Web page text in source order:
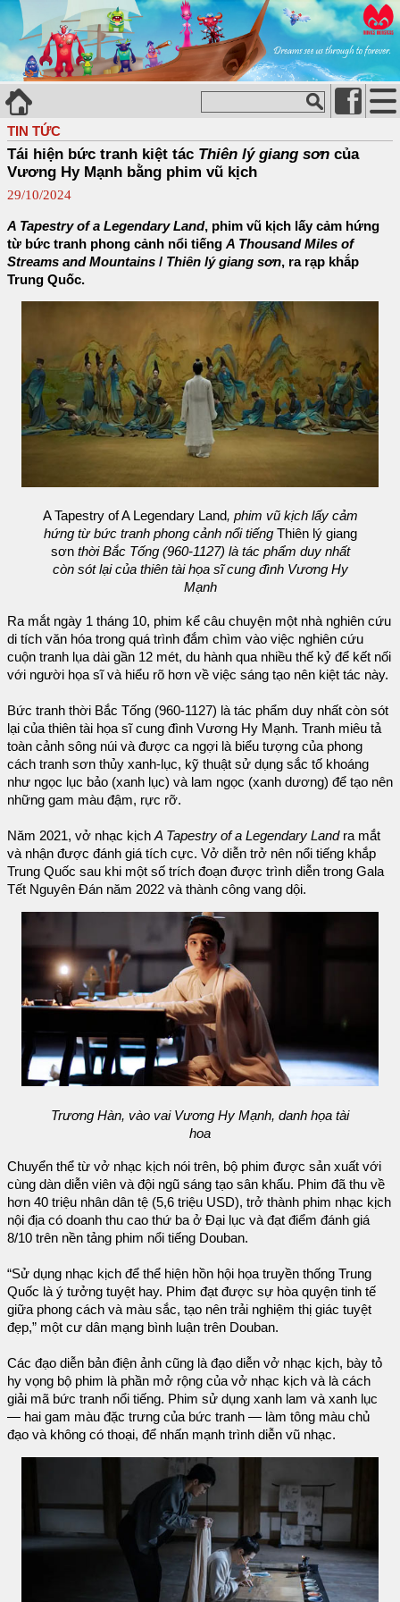
TIN TỨC
Tái hiện bức tranh kiệt tác Thiên lý giang sơn của
Vương Hy Mạnh bằng phim vũ kịch
29/10/2024
A Tapestry of a Legendary Land, phim vũ kịch lấy cảm hứng
từ bức tranh phong cảnh nổi tiếng A Thousand Miles of
Streams and Mountains / Thiên lý giang sơn, ra rạp khắp
Trung Quốc.
A Tapestry of A Legendary Land, phim vũ kịch lấy cảm
hứng từ bức tranh phong cảnh nổi tiếngThiên lý giang
sơn thời Bắc Tống (960-1127) là tác phẩm duy nhất
còn sót lại của thiên tài họa sĩ cung đình Vương Hy
Mạnh
Ra mắt ngày 1 tháng 10, phim kể câu chuyện một nhà nghiên cứu
di tích văn hóa trong quá trình đắm chìm vào việc nghiên cứu
cuộn tranh lụa dài gần 12 mét, du hành qua nhiều thế kỷ để kết nối
với người họa sĩ và hiểu rõ hơn về việc sáng tạo nên kiệt tác này.
Bức tranh thời Bắc Tống (960-1127) là tác phẩm duy nhất còn sót
lại của thiên tài họa sĩ cung đình Vương Hy Mạnh. Tranh miêu tả
toàn cảnh sông núi và được ca ngợi là biểu tượng của phong
cách tranh sơn thủy xanh-lục, kỹ thuật sử dụng sắc tố khoáng
như ngọc lục bảo (xanh lục) và lam ngọc (xanh dương) để tạo nên
những gam màu đậm, rực rỡ.
Năm 2021, vở nhạc kịch A Tapestry of a Legendary Landra mắt
và nhận được đánh giá tích cực. Vở diễn trở nên nổi tiếng khắp
Trung Quốc sau khi một số trích đoạn được trình diễn trong Gala
Tết Nguyên Đán năm 2022 và thành công vang dội.
Trương Hàn, vào vai Vương Hy Mạnh, danh họa tài
hoa
Chuyển thể từ vở nhạc kịch nói trên, bộ phim được sản xuất với
cùng dàn diễn viên và đội ngũ sáng tạo sân khấu. Phim đã thu về
hơn 40 triệu nhân dân tệ (5,6 triệu USD), trở thành phim nhạc kịch
nội địa có doanh thu cao thứ ba ở Đại lục và đạt điểm đánh giá
8/10 trên nền tảng phim nổi tiếng Douban.
“Sử dụng nhạc kịch để thể hiện hồn hội họa truyền thống Trung
Quốc là ý tưởng tuyệt hay. Phim đạt được sự hòa quyện tinh tế
giữa phong cách và màu sắc, tạo nên trải nghiệm thị giác tuyệt
đẹp,” một cư dân mạng bình luận trên Douban.
Các đạo diễn bản điện ảnh cũng là đạo diễn vở nhạc kịch, bày tỏ
hy vọng bộ phim là phần mở rộng của vở nhạc kịch và là cách
giải mã bức tranh nổi tiếng. Phim sử dụng xanh lam và xanh lục
— hai gam màu đặc trưng của bức tranh — làm tông màu chủ
đạo và không có thoại, để nhấn mạnh trình diễn vũ nhạc.